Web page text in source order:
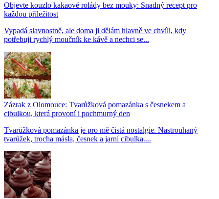
Objevte kouzlo kakaové rolády bez mouky: Snadný recept pro
každou příležitost
Vypadá slavnostně, ale doma ji dělám hlavně ve chvíli, kdy
potřebuji rychlý moučník ke kávě a nechci se...
Zázrak z Olomouce: Tvarůžková pomazánka s česnekem a
cibulkou, která provoní i pochmurný den
Tvarůžková pomazánka je pro mě čistá nostalgie. Nastrouhaný
tvarůžek, trocha másla, česnek a jarní cibulka....